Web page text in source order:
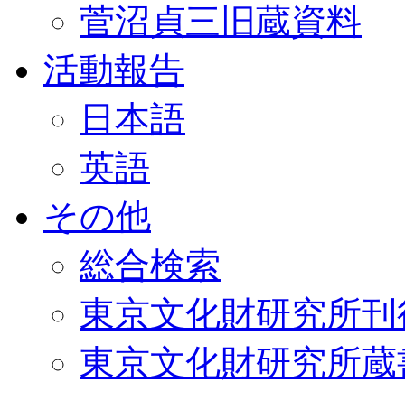
菅沼貞三旧蔵資料
活動報告
日本語
英語
その他
総合検索
東京文化財研究所
東京文化財研究所